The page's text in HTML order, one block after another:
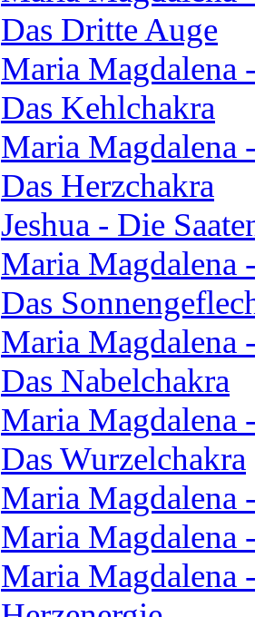
Das Dritte Auge
Maria Magdalena
Das Kehlchakra
Maria Magdalena
Das Herzchakra
Jeshua - Die
Maria Magdalena
Das
Maria Magdalena
Das Nabelchakra
Maria Magdalena
Das Wurzelchakra
Maria Magdalena
Maria Magdalena
Maria Magdalena